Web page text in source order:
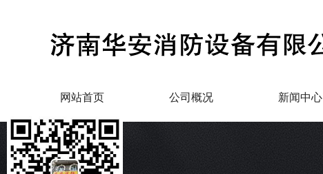
网站首页 公司概况 新闻中心